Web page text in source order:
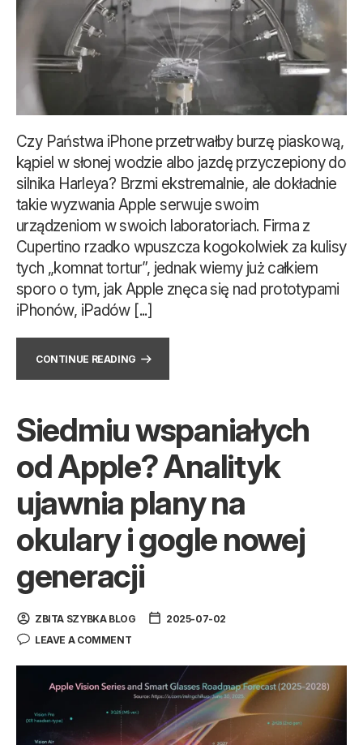
Czy Państwa iPhone przetrwałby burzę piaskową,
kąpiel w słonej wodzie albo jazdę przyczepiony do
silnika Harleya? Brzmi ekstremalnie, ale dokładnie
takie wyzwania Apple serwuje swoim
urządzeniom w swoich laboratoriach. Firma z
Cupertino rzadko wpuszcza kogokolwiek za kulisy
tych „komnat tortur”, jednak wiemy już całkiem
sporo o tym, jak Apple znęca się nad prototypami
iPhonów, iPadów [...]
CONTINUE READING
Siedmiu wspaniałych
od Apple? Analityk
ujawnia plany na
okulary i gogle nowej
generacji
ZBITA SZYBKA BLOG
2025-07-02
LEAVE A COMMENT